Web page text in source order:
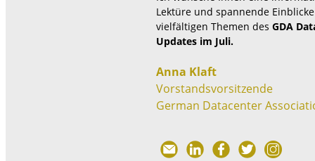
Lektüre und spannende
vielfältigen Themen des GDA
Updates im Juli.
Anna Klaft
Vorstandsvorsitzende
German Datacenter